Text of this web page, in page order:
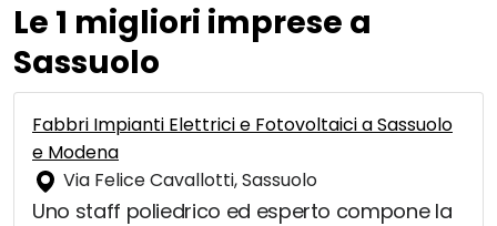
Le 1 migliori imprese a
Sassuolo
Fabbri Impianti Elettrici e Fotovoltaici a Sassuolo
e Modena
Via Felice Cavallotti, Sassuolo
Uno staff poliedrico ed esperto compone la